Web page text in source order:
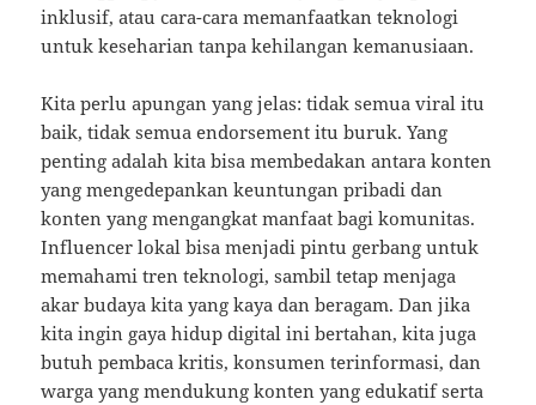
inklusif, atau cara-cara memanfaatkan teknologi
untuk keseharian tanpa kehilangan kemanusiaan.
Kita perlu apungan yang jelas: tidak semua viral itu
baik, tidak semua endorsement itu buruk. Yang
penting adalah kita bisa membedakan antara konten
yang mengedepankan keuntungan pribadi dan
konten yang mengangkat manfaat bagi komunitas.
Influencer lokal bisa menjadi pintu gerbang untuk
memahami tren teknologi, sambil tetap menjaga
akar budaya kita yang kaya dan beragam. Dan jika
kita ingin gaya hidup digital ini bertahan, kita juga
butuh pembaca kritis, konsumen terinformasi, dan
warga yang mendukung konten yang edukatif serta